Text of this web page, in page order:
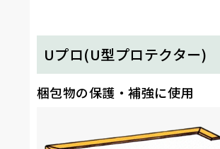
Uプロ(U型プロテクター)
梱包物の保護・補強に使用